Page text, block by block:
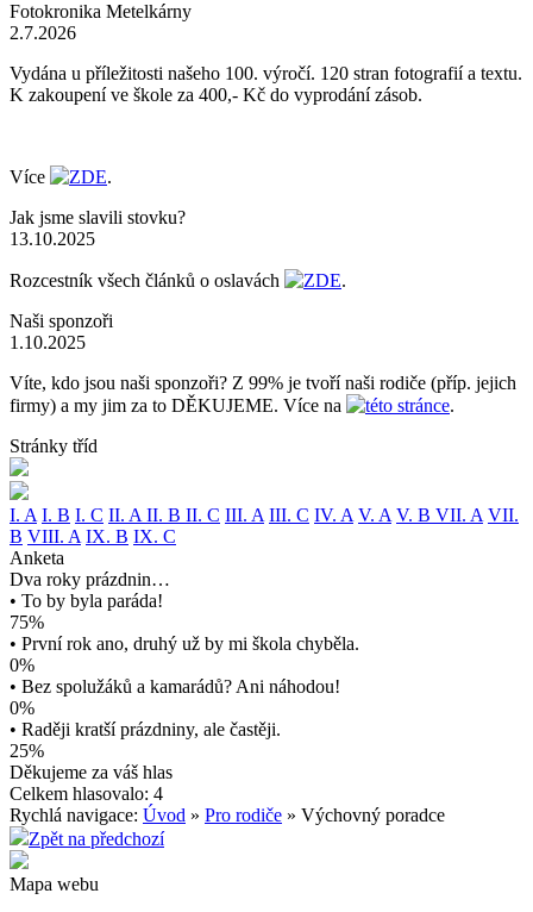
Fotokronika Metelkárny
2.7.2026
Vydána u příležitosti našeho 100. výročí. 120 stran fotografií a textu.
K zakoupení ve škole za 400,- Kč do vyprodání zásob.
Více ZDE.
Jak jsme slavili stovku?
13.10.2025
Rozcestník všech článků o oslavách ZDE.
Naši sponzoři
1.10.2025
Víte, kdo jsou naši sponzoři? Z 99% je tvoří naši rodiče (příp. jejich
firmy) a my jim za to DĚKUJEME. Více na
této stránce.
Stránky tříd
I. A I. B I. C II. A II. B II. C III. A III. C IV. A V. A V. B VII. A VII.
B VIII. A IX. B IX. C
Anketa
Dva roky prázdnin…
• To by byla paráda!
75%
• První rok ano, druhý už by mi škola chyběla.
0%
• Bez spolužáků a kamarádů? Ani náhodou!
0%
• Raději kratší prázdniny, ale častěji.
25%
Děkujeme za váš hlas
Celkem hlasovalo: 4
Rychlá navigace: Úvod » Pro rodiče » Výchovný poradce
Zpět na předchozí
Mapa webu